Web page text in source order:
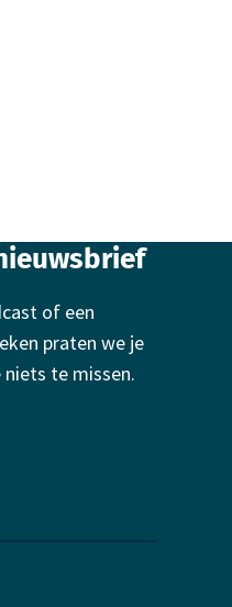
of een
praten we je
te missen.